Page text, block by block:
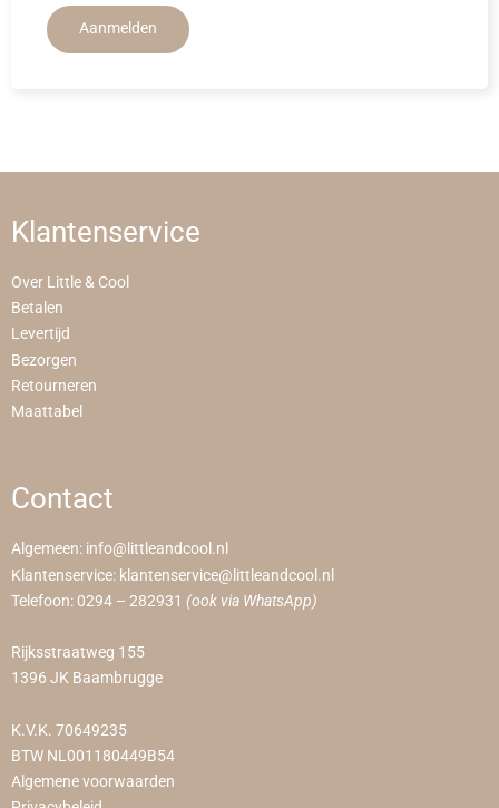
Aanmelden
Klantenservice
Over Little & Cool
Betalen
Levertijd
Bezorgen
Retourneren
Maattabel
Contact
Algemeen: info@littleandcool.nl
Klantenservice: klantenservice@littleandcool.nl
Telefoon: 0294 – 282931 (ook via WhatsApp)
Rijksstraatweg 155
1396 JK Baambrugge
K.V.K. 70649235
BTW NL001180449B54
Algemene voorwaarden